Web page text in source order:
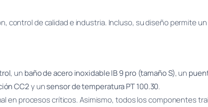
control de calidad e industria. Incluso, su diseño permite
, un baño de acero inoxidable IB 9 pro (tamaño S), un
CC2y unsensor de temperatura PT 100.30.
en procesos críticos. Asimismo, todos los componentes